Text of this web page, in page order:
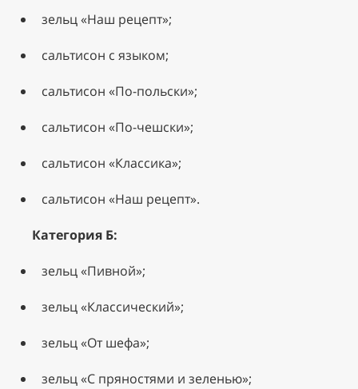
зельц «Наш рецепт»;
сальтисон с языком;
сальтисон «По-польски»;
сальтисон «По-чешски»;
сальтисон «Классика»;
сальтисон «Наш рецепт».
Категория Б:
зельц «Пивной»;
зельц «Классический»;
зельц «От шефа»;
зельц «С пряностями и зеленью»;